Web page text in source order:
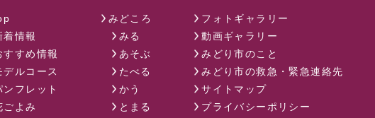
着情報
すすめ情報
デルコース
ンフレット
ごよみ
みどころ
みる
あそぶ
たべる
かう
とまる
フォトギャラリー
動画ギャラリー
みどり市のこと
みどり市の救急・緊急連絡先
サイトマップ
プライバシーポリシー